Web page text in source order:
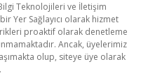
Teknolojileri ve İletişim
Yer Sağlayıcı olarak hizmet
proaktif olarak denetleme
Ancak, üyelerimiz
olup, siteye üye olarak